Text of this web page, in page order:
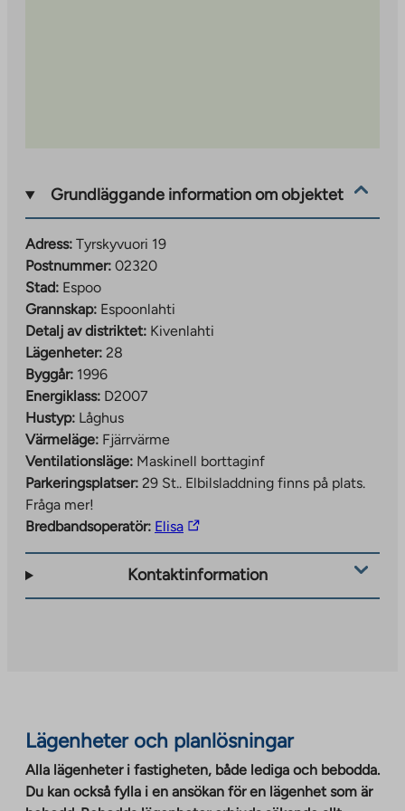
Grundläggande information om objektet
Adress: Tyrskyvuori 19
Postnummer: 02320
Stad: Espoo
Grannskap: Espoonlahti
Detalj av distriktet: Kivenlahti
Lägenheter: 28
Byggår: 1996
Energiklass: D2007
Hustyp: Låghus
Värmeläge: Fjärrvärme
Ventilationsläge: Maskinell borttaginf
Parkeringsplatser: 29 St.. Elbilsladdning finns på plats.
Fråga mer!
Bredbandsoperatör: ElisaThe
takes
in
a
new
Kontaktinformation
Lägenheter och planlösningar
Alla lägenheter i fastigheten, både lediga och bebodda.
Du kan också fylla i en ansökan för en lägenhet som är